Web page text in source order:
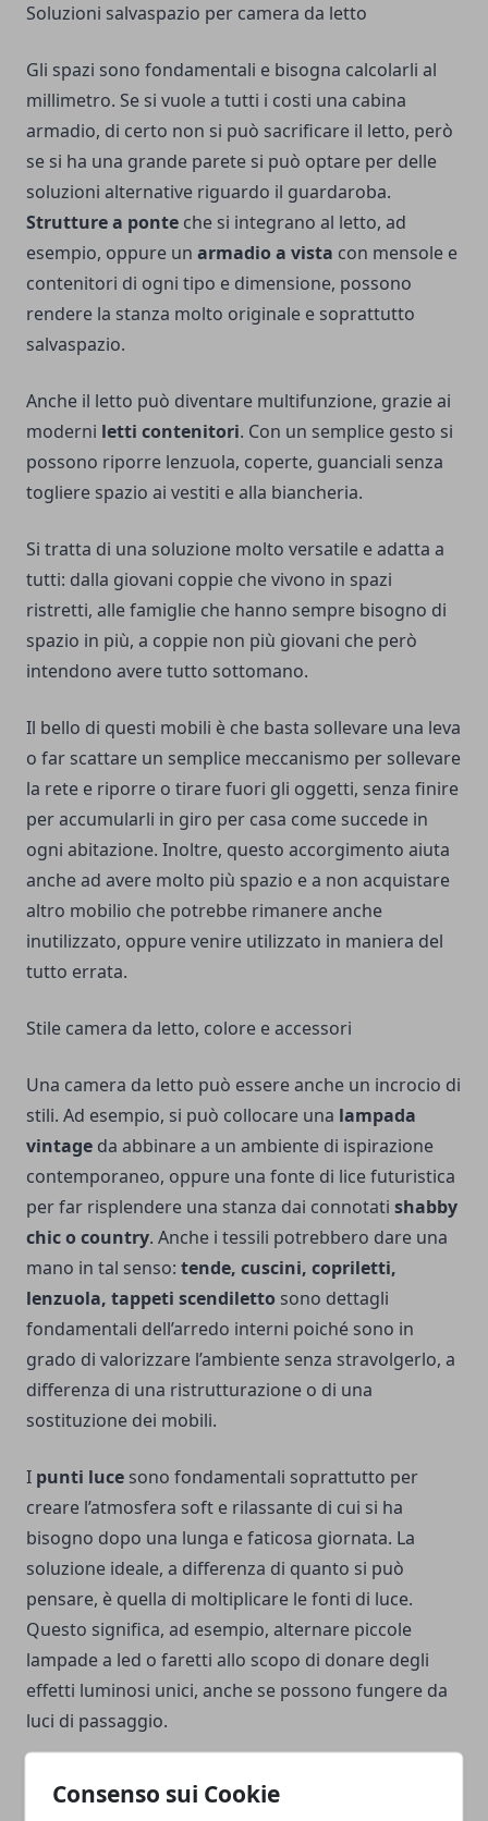
Consenso sui Cookie
Soluzioni salvaspazio per camera da letto
Gli spazi sono fondamentali e bisogna calcolarli al
millimetro. Se si vuole a tutti i costi una cabina
armadio, di certo non si può sacrificare il letto, però
se si ha una grande parete si può optare per delle
soluzioni alternative riguardo il guardaroba.
Strutture a ponte che si integrano al letto, ad
esempio, oppure un armadio a vista con mensole e
contenitori di ogni tipo e dimensione, possono
rendere la stanza molto originale e soprattutto
salvaspazio.
Anche il letto può diventare multifunzione, grazie ai
moderni letti contenitori. Con un semplice gesto si
possono riporre lenzuola, coperte, guanciali senza
togliere spazio ai vestiti e alla biancheria.
Si tratta di una soluzione molto versatile e adatta a
tutti: dalla giovani coppie che vivono in spazi
ristretti, alle famiglie che hanno sempre bisogno di
spazio in più, a coppie non più giovani che però
intendono avere tutto sottomano.
Il bello di questi mobili è che basta sollevare una leva
o far scattare un semplice meccanismo per sollevare
la rete e riporre o tirare fuori gli oggetti, senza finire
per accumularli in giro per casa come succede in
ogni abitazione. Inoltre, questo accorgimento aiuta
anche ad avere molto più spazio e a non acquistare
altro mobilio che potrebbe rimanere anche
inutilizzato, oppure venire utilizzato in maniera del
tutto errata.
Stile camera da letto, colore e accessori
Una camera da letto può essere anche un incrocio di
stili. Ad esempio, si può collocare una lampada
vintage da abbinare a un ambiente di ispirazione
contemporaneo, oppure una fonte di lice futuristica
per far risplendere una stanza dai connotati shabby
chic o country. Anche i tessili potrebbero dare una
mano in tal senso: tende, cuscini, copriletti,
lenzuola, tappeti scendiletto sono dettagli
fondamentali dell’arredo interni poiché sono in
grado di valorizzare l’ambiente senza stravolgerlo, a
differenza di una ristrutturazione o di una
sostituzione dei mobili.
I punti luce sono fondamentali soprattutto per
creare l’atmosfera soft e rilassante di cui si ha
bisogno dopo una lunga e faticosa giornata. La
soluzione ideale, a differenza di quanto si può
pensare, è quella di moltiplicare le fonti di luce.
Questo significa, ad esempio, alternare piccole
lampade a led o faretti allo scopo di donare degli
effetti luminosi unici, anche se possono fungere da
luci di passaggio.
quanto illuminano la zona quanto basta per vedere